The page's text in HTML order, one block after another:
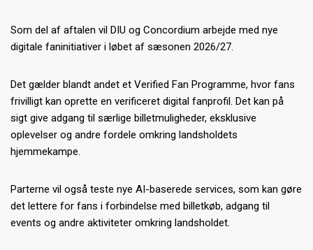
Som del af aftalen vil DIU og Concordium arbejde med nye
digitale faninitiativer i løbet af sæsonen 2026/27.
Det gælder blandt andet et Verified Fan Programme, hvor fans
frivilligt kan oprette en verificeret digital fanprofil. Det kan på
sigt give adgang til særlige billetmuligheder, eksklusive
oplevelser og andre fordele omkring landsholdets
hjemmekampe.
Parterne vil også teste nye AI-baserede services, som kan gøre
det lettere for fans i forbindelse med billetkøb, adgang til
events og andre aktiviteter omkring landsholdet.